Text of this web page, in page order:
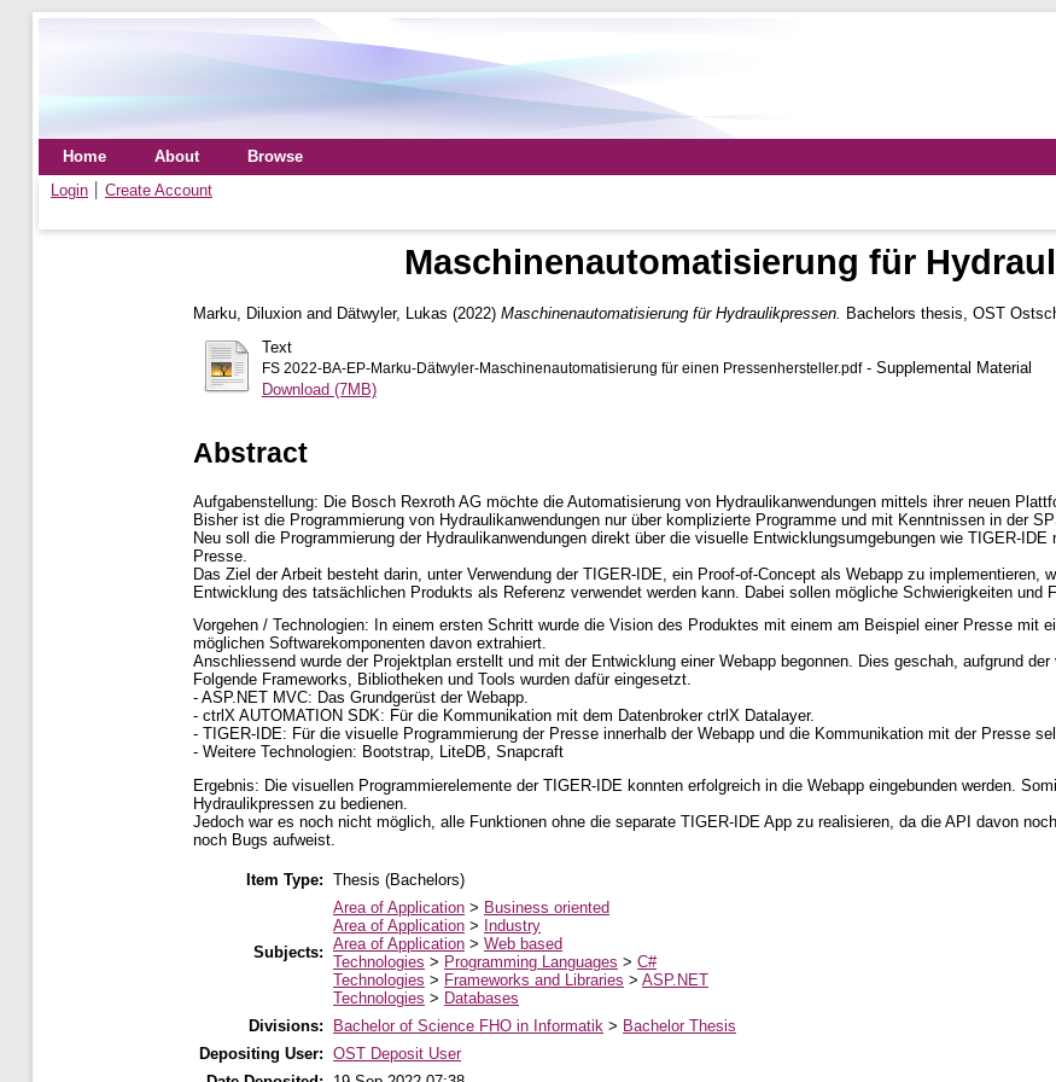
Home About
Browse
Login
Create Account
Maschinenautomatisierung für
Marku, Diluxion and Dätwyler, Lukas (2022) Maschinenautomatisierung für Hydraulikpressen.
Bachelors thesis, OST
Text
FS 2022-BA-EP-Marku-Dätwyler-Maschinenautomatisierung für einen Pressenhersteller.pdf- Supplemental Material
Download (7MB)
Abstract
Aufgabenstellung: Die Bosch Rexroth AG möchte die Automatisierung von Hydraulikanwendungen mittels ihrer neuen
Bisher ist die Programmierung von Hydraulikanwendungen nur über komplizierte Programme und mit Kenntnissen in der
Neu soll die Programmierung der Hydraulikanwendungen direkt über die visuelle Entwicklungsumgebungen wie TIGER-
Presse.
Das Ziel der Arbeit besteht darin, unter Verwendung der TIGER-IDE, ein Proof-of-Concept als Webapp zu implementieren,
Entwicklung des tatsächlichen Produkts als Referenz verwendet werden kann. Dabei sollen mögliche Schwierigkeiten und
Vorgehen / Technologien: In einem ersten Schritt wurde die Vision des Produktes mit einem am Beispiel einer Presse mit
möglichen Softwarekomponenten davon extrahiert.
Anschliessend wurde der Projektplan erstellt und mit der Entwicklung einer Webapp begonnen. Dies geschah, aufgrund
Folgende Frameworks, Bibliotheken und Tools wurden dafür eingesetzt.
- ASP.NET MVC: Das Grundgerüst der Webapp.
- ctrlX AUTOMATION SDK: Für die Kommunikation mit dem Datenbroker ctrlX Datalayer.
- TIGER-IDE: Für die visuelle Programmierung der Presse innerhalb der Webapp und die Kommunikation mit der Presse
- Weitere Technologien: Bootstrap, LiteDB, Snapcraft
Ergebnis: Die visuellen Programmierelemente der TIGER-IDE konnten erfolgreich in die Webapp eingebunden werden.
Hydraulikpressen zu bedienen.
Jedoch war es noch nicht möglich, alle Funktionen ohne die separate TIGER-IDE App zu realisieren, da die API davon
noch Bugs aufweist.
Item Type: Thesis (Bachelors)
Subjects:
Area of Application > Business oriented
Area of Application > Industry
Area of Application > Web based
Technologies > Programming Languages > C#
Technologies > Frameworks and Libraries > ASP.NET
Technologies > Databases
Divisions:
Bachelor of Science FHO in Informatik > Bachelor Thesis
Depositing User: OST Deposit User